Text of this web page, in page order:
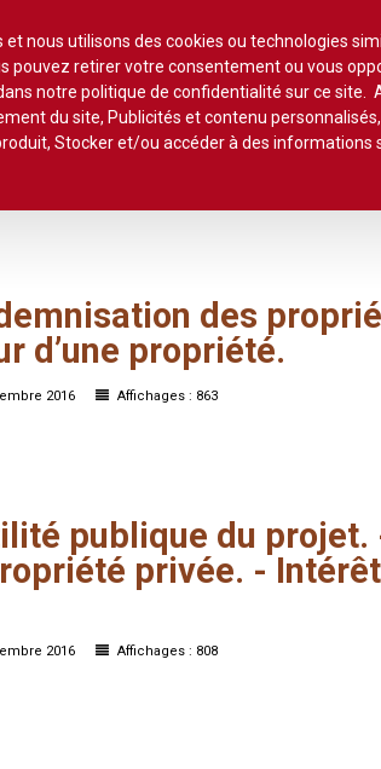
projets de lois
d'arrêt
Baux
Construction
Copropriété
Sommaires
Bail d'habitation
des
d’une propriété.
2016 Affichages : 863
publique du projet.
privée. - Intérêt
2016 Affichages : 808
nous utilisons des cookies ou technologies
pouvez retirer votre consentement ou vous
notre politique de confidentialité sur ce site.
du site, Publicités et contenu
Stocker et/ou accéder à des informations